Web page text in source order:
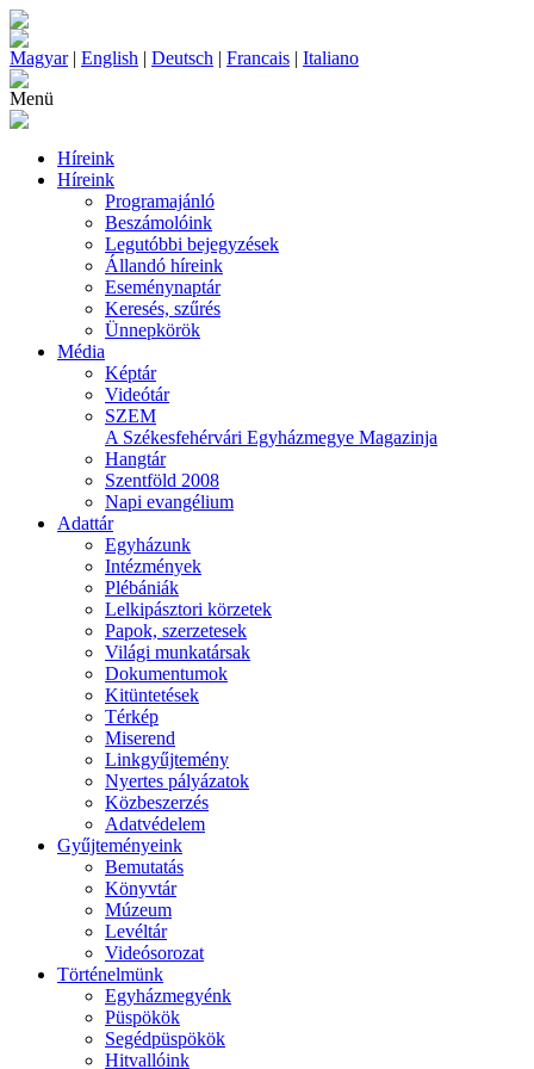
Magyar| English | Deutsch | Francais | Italiano
Menü
Híreink
Híreink
Programajánló
Beszámolóink
Legutóbbi bejegyzések
Állandó híreink
Eseménynaptár
Keresés, szűrés
Ünnepkörök
Média
Képtár
Videótár
SZEM
A Székesfehérvári Egyházmegye Magazinja
Hangtár
Szentföld 2008
Napi evangélium
Adattár
Egyházunk
Intézmények
Plébániák
Lelkipásztori körzetek
Papok, szerzetesek
Világi munkatársak
Dokumentumok
Kitüntetések
Térkép
Miserend
Linkgyűjtemény
Nyertes pályázatok
Közbeszerzés
Adatvédelem
Gyűjteményeink
Bemutatás
Könyvtár
Múzeum
Levéltár
Videósorozat
Történelmünk
Egyházmegyénk
Püspökök
Segédpüspökök
Hitvallóink